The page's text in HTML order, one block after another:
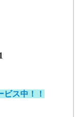
ビス中！！